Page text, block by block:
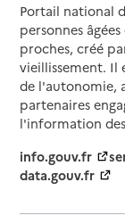
Portail national
personnes
proches, créé
vieillissement. Il
de l'autonomie,
partenaires
l'information
info.gouv.fr
data.gouv.fr